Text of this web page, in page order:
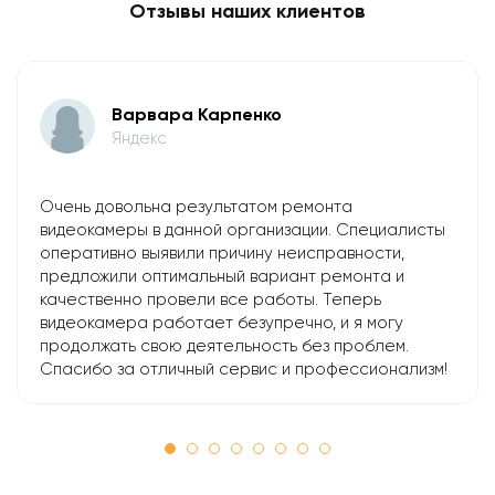
Отзывы наших клиентов
Варвара Карпенко
Яндекс
Очень довольна результатом ремонта
видеокамеры в данной организации. Специалисты
оперативно выявили причину неисправности,
предложили оптимальный вариант ремонта и
качественно провели все работы. Теперь
видеокамера работает безупречно, и я могу
продолжать свою деятельность без проблем.
Спасибо за отличный сервис и профессионализм!